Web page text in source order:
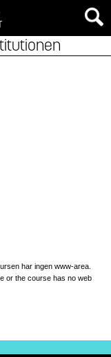
har ingen www-area.
or the course has no web